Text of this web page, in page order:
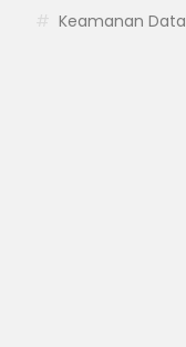
Keamanan Data